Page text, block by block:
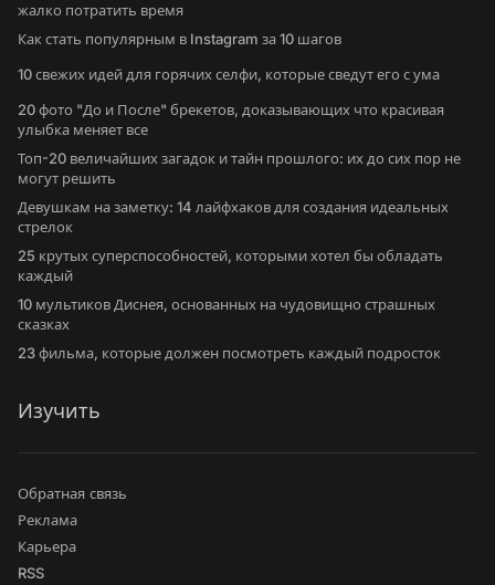
жалко потратить время
Как стать популярным в Instagram за 10 шагов
10 свежих идей для горячих селфи, которые сведут его с ума
20 фото "До и После" брекетов, доказывающих что красивая
улыбка меняет все
Топ-20 величайших загадок и тайн прошлого: их до сих пор не
могут решить
Девушкам на заметку: 14 лайфхаков для создания идеальных
стрелок
25 крутых суперспособностей, которыми хотел бы обладать
каждый
10 мультиков Диснея, основанных на чудовищно страшных
сказках
23 фильма, которые должен посмотреть каждый подросток
Изучить
Обратная связь
Реклама
Карьера
RSS